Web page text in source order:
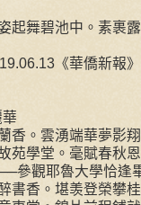
起舞碧池中。素裹
《華僑新報
香。雲湧端華夢影
苑學堂。毫賦春秋
參觀耶魯大學恰逢
書香。堪羡登榮攀